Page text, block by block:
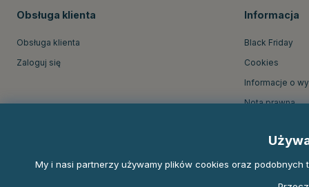
Obsługa klienta
Obsługa klienta
Zaloguj się
Informacja
Black Friday
Cookies
Informacje o
Nota prawna
Regulamin
My i nasi partnerzy używamy plików cookies oraz